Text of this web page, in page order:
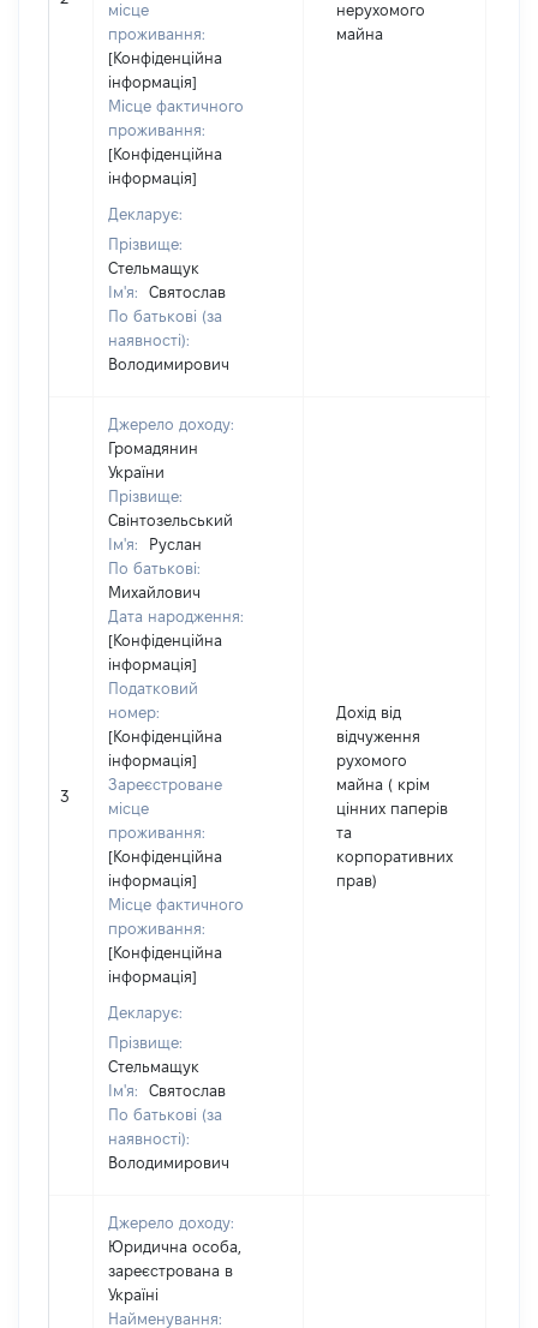
місце
проживання:
[Конфіденційна
інформація]
Місце фактичного
проживання:
[Конфіденційна
інформація]
Декларує:
Прізвище:
Стельмащук
Ім'я:
Святослав
По батькові (за
наявності):
Володимирович
нерухомого
майна
3
Джерело доходу:
Громадянин
України
Прізвище:
Свінтозельський
Ім'я:
Руслан
По батькові:
Михайлович
Дата народження:
[Конфіденційна
інформація]
Податковий
номер:
[Конфіденційна
інформація]
Зареєстроване
місце
проживання:
[Конфіденційна
інформація]
Місце фактичного
проживання:
[Конфіденційна
інформація]
Декларує:
Прізвище:
Стельмащук
Ім'я:
Святослав
По батькові (за
наявності):
Володимирович
Дохід від
відчуження
рухомого
майна ( крім
цінних паперів
та
корпоративних
прав)
Джерело доходу:
Юридична особа,
зареєстрована в
Україні
Найменування: